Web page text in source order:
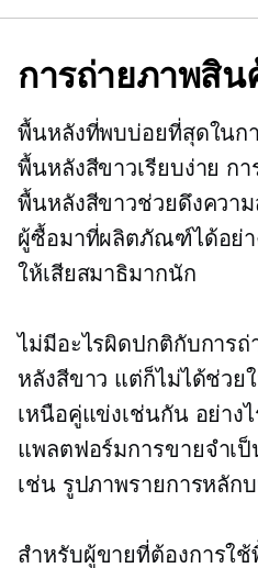
การถ่ายภาพสิน
พื้นหลังที่พบบ่อยที่สุดใน
พื้นหลังสีขาวเรียบง่าย
พื้นหลังสีขาวช่วยดึงควา
ผู้ซื้อมาที่ผลิตภัณฑ์ได้อย่า
ให้เสียสมาธิมากนัก
ไม่มีอะไรผิดปกติกับกา
หลังสีขาว แต่ก็ไม่ได้ช่ว
เหนือคู่แข่งเช่นกัน อย่าง
แพลตฟอร์มการขายจำเ
เช่น รูปภาพรายการหลัก
สำหรับผู้ขายที่ต้องการใ